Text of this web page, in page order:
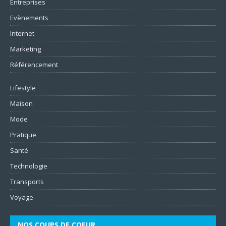
Entreprises
Evènements
Internet
Marketing
Référencement
Lifestyle
Maison
Mode
Pratique
Santé
Technologie
Transports
Voyage